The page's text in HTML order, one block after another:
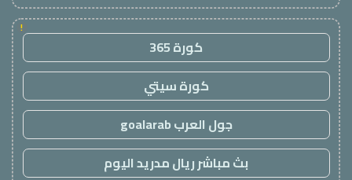
!
كورة 365
كورة سيتي
جول العرب goalarab
بث مباشر ريال مدريد اليوم